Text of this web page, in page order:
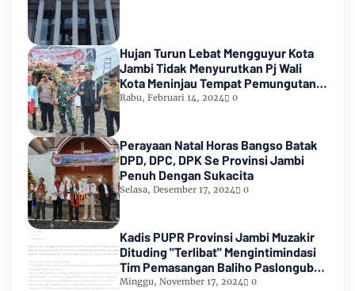
Hujan Turun Lebat Mengguyur Kota
Jambi Tidak Menyurutkan Pj Wali
Kota Meninjau Tempat Pemungutan
Suara Pemilu 2024
Rabu, Februari 14, 2024 0
Perayaan Natal Horas Bangso Batak
DPD, DPC, DPK Se Provinsi Jambi
Penuh Dengan Sukacita
Selasa, Desember 17, 2024 0
Kadis PUPR Provinsi Jambi Muzakir
Dituding "Terlibat" Mengintimindasi
Tim Pemasangan Baliho Paslongub
Romi-Sudirman
Minggu, November 17, 2024 0